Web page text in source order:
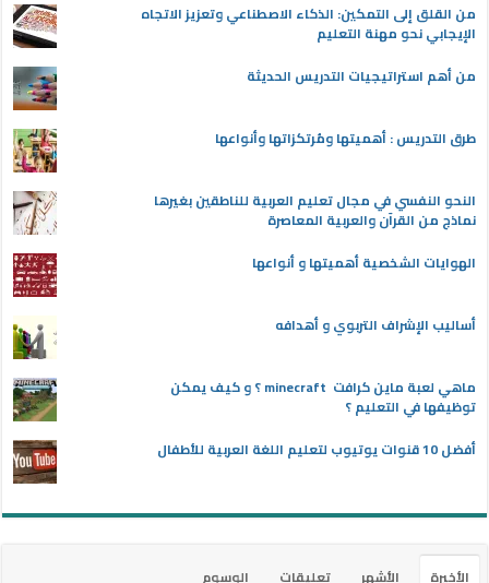
من القلق إلى التمكين: الذكاء الاصطناعي وتعزيز الاتجاه
الإيجابي نحو مهنة التعليم
من أهم استراتيجيات التدريس الحديثة
طرق التدريس : أهميتها ومُرتكزاتها وأنواعها
النحو النفسي في مجال تعليم العربية للناطقين بغيرها
نماذج من القرآن والعربية المعاصرة
الهوايات الشخصية أهميتها و أنواعها
أساليب الإشراف التربوي و أهدافه
ماهي لعبة ماين كرافت minecraft ؟ و كيف يمكن
توظيفها في التعليم ؟
أفضل 10 قنوات يوتيوب لتعليم اللغة العربية للأطفال
الأخيرة الأشهر تعليقات
الوسوم